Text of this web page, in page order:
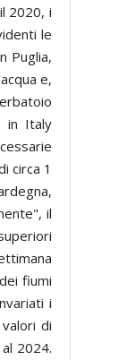
2020, i
le
Puglia,
e,
in Italy
circa 1
il
fiumi
i
di
2024.